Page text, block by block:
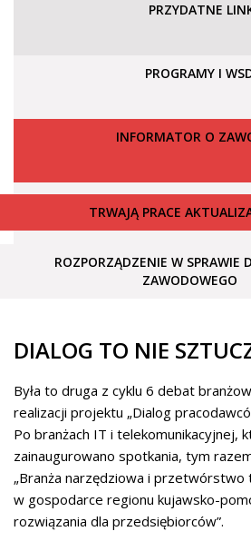
PRZYDATNE
PROGRAMY I
INFORMATOR O
TRWAJĄ PRACE
ROZPORZĄDZENIE W SPRAWIE
ZAWODOWEGO
DIALOG TO NIE
Była to druga z cyklu 6 debat
realizacji projektu „Dialog
Po branżach IT i telekomunikacyjnej,
zainaugurowano spotkania, tym
„Branża narzędziowa i
w gospodarce regionu kujawsko-
rozwiązania dla przedsiębiorców”.